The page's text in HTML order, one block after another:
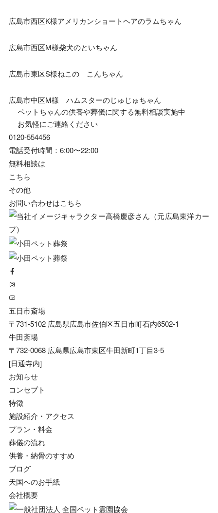
広島市西区K様アメリカンショートヘアのラムちゃん
広島市西区M様柴犬のといちゃん
広島市東区S様ねこの こんちゃん
広島市中区M様 ハムスターのじゅじゅちゃん
ペットちゃんの供養や葬儀に関する無料相談実施中
お気軽にご連絡ください
0120-554456
電話受付時間：6:00〜22:00
無料相談は
こちら
その他
お問い合わせはこちら
五日市斎場
〒731-5102 広島県広島市佐伯区五日市町石内6502-1
牛田斎場
〒732-0068 広島県広島市東区牛田新町1丁目3-5
[日通寺内]
お知らせ
コンセプト
特徴
施設紹介・アクセス
プラン・料金
葬儀の流れ
供養・納骨のすすめ
ブログ
天国へのお手紙
会社概要